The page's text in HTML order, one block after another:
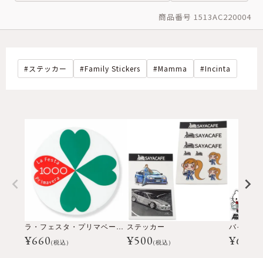
商品番号 1513AC220004
ステッカー Family Stickers Mamma Incinta
ラ・フェスタ・プリマベーラ ステッカー
¥660(税込)
ステッカー
¥500(税込)
バイパラ
¥660